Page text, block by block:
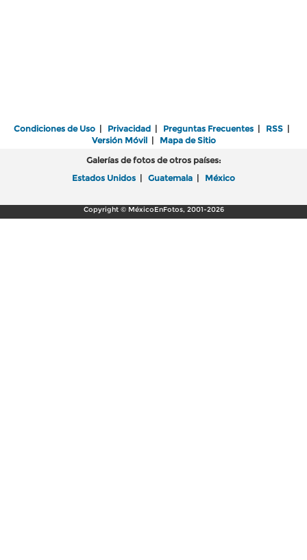
Condiciones de Uso | Privacidad | Preguntas Frecuentes | RSS |
Versión Móvil| Mapa de Sitio
Galerías de fotos de otros países:
Estados Unidos | Guatemala | México
Copyright © MéxicoEnFotos, 2001-2026